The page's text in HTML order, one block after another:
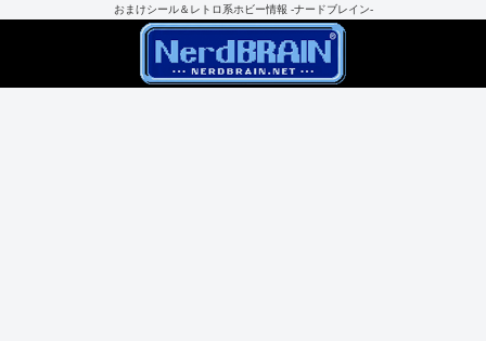
おまけシール＆レトロ系ホビー情報 -ナードブレイン-